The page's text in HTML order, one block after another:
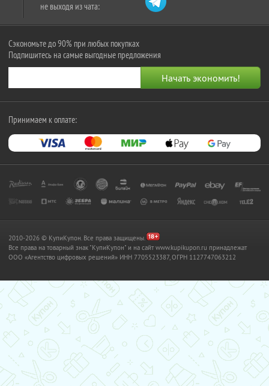
не выходя из чата:
Сэкономьте до 90% при любых покупках
Подпишитесь на самые выгодные предложения
Принимаем к оплате:
2010-2026 © КупиКупон. Все права защищены.
Все права на товарный знак "КупиКупон" и на сайт www.kupikupon.ru принадлежат
OOO «Агентство цифровых решений» ИНН 7705523387, ОГРН 1127747063212